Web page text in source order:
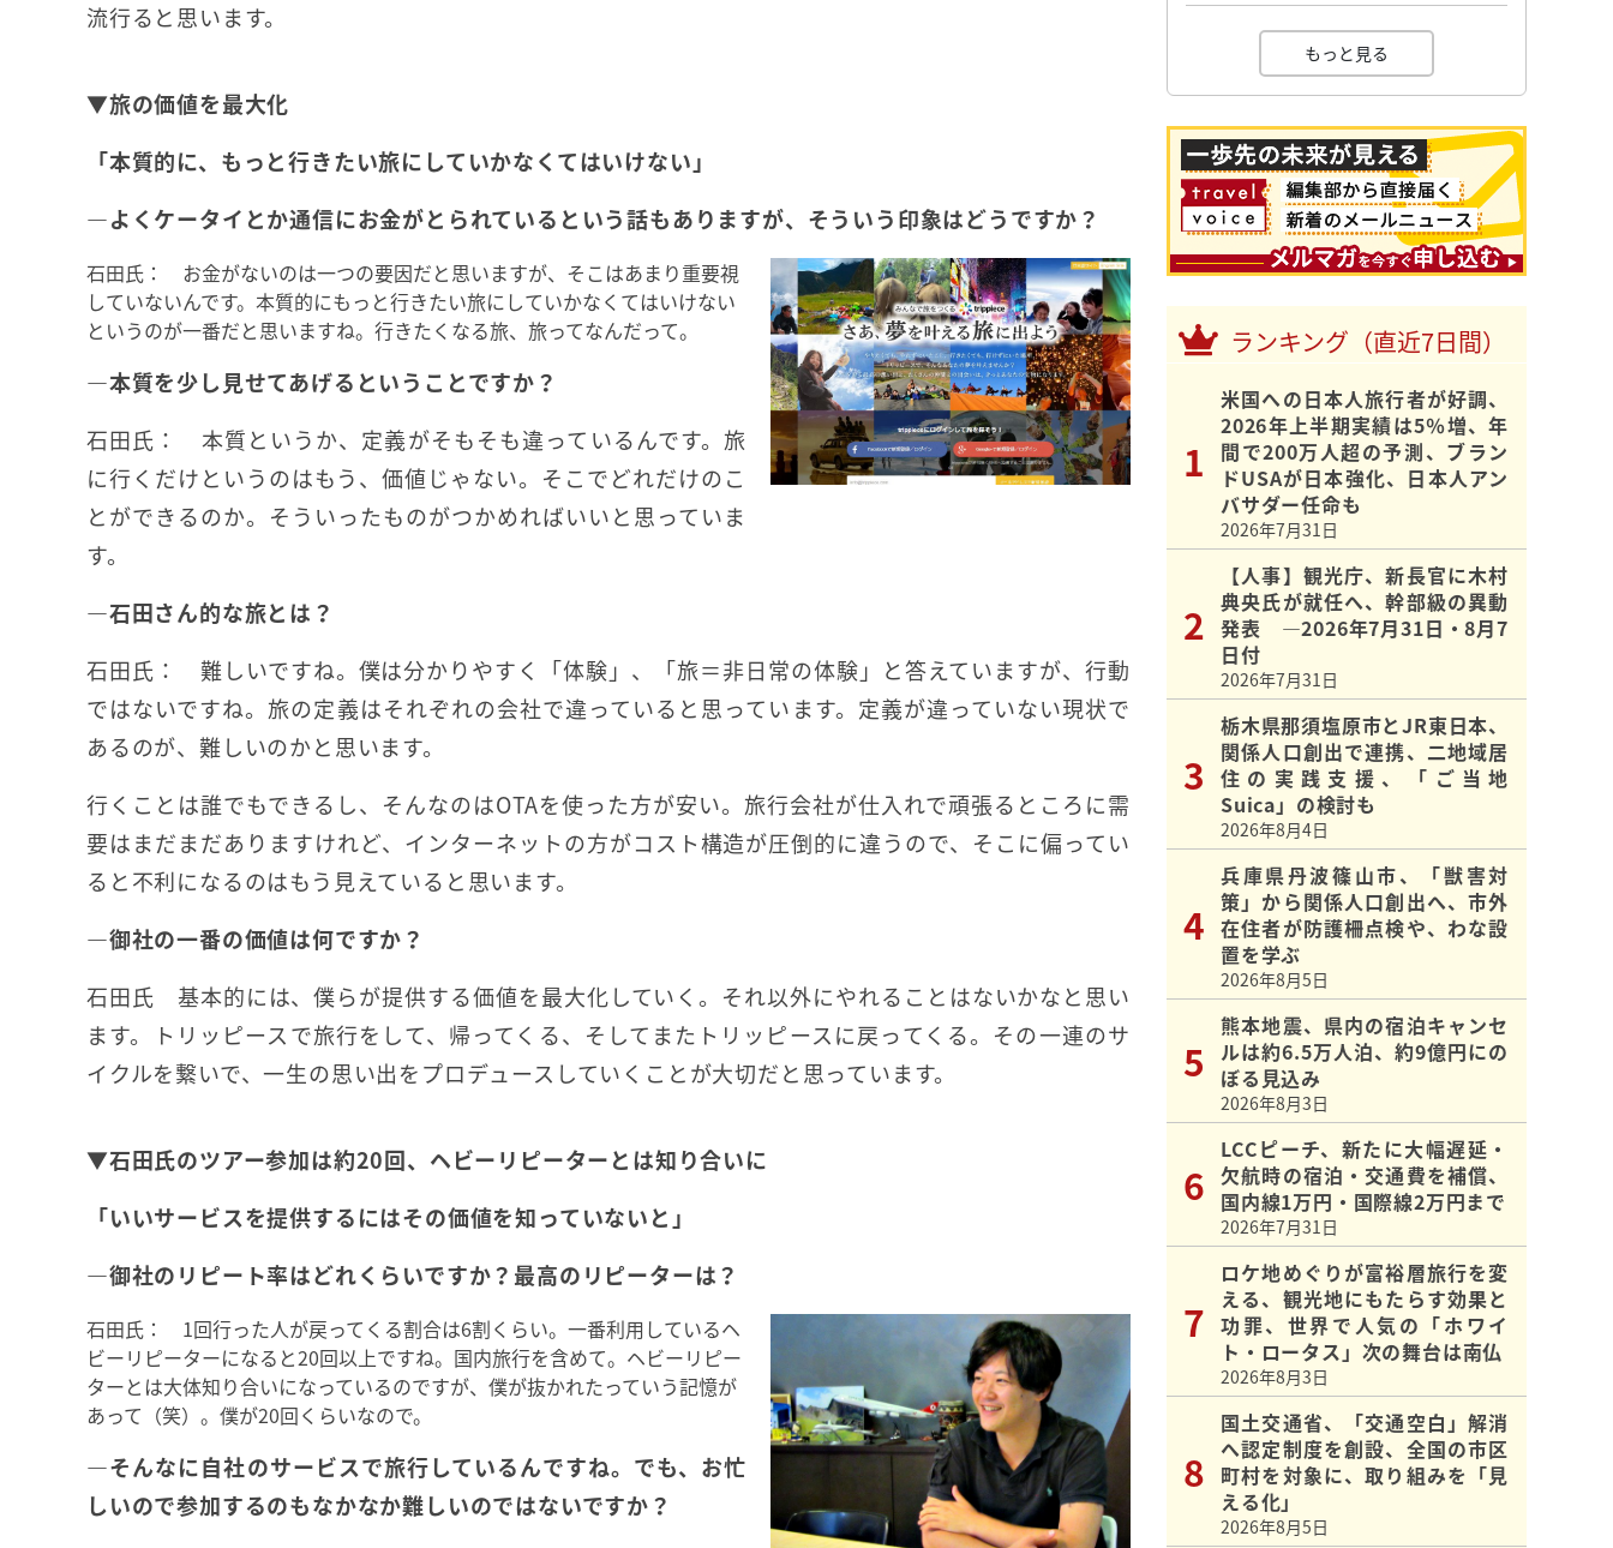
流行ると思います。
▼旅の価値を最大化
「本質的に、もっと行きたい旅にしていかなくてはいけない」
―よくケータイとか通信にお金がとられているという話もありますが、そういう印象はどうですか？
石田氏： お金がないのは一つの要因だと思いますが、そこはあまり重要視
していないんです。本質的にもっと行きたい旅にしていかなくてはいけない
というのが一番だと思いますね。行きたくなる旅、旅ってなんだって。
―本質を少し見せてあげるということですか？
石田氏： 本質というか、定義がそもそも違っているんです。旅
に行くだけというのはもう、価値じゃない。そこでどれだけのこ
とができるのか。そういったものがつかめればいいと思っていま
す。
―石田さん的な旅とは？
石田氏： 難しいですね。僕は分かりやすく「体験」、「旅＝非日常の体験」と答えていますが、行動
ではないですね。旅の定義はそれぞれの会社で違っていると思っています。定義が違っていない現状で
あるのが、難しいのかと思います。
行くことは誰でもできるし、そんなのはOTAを使った方が安い。旅行会社が仕入れで頑張るところに需
要はまだまだありますけれど、インターネットの方がコスト構造が圧倒的に違うので、そこに偏ってい
ると不利になるのはもう見えていると思います。
―御社の一番の価値は何ですか？
石田氏 基本的には、僕らが提供する価値を最大化していく。それ以外にやれることはないかなと思い
ます。トリッピースで旅行をして、帰ってくる、そしてまたトリッピースに戻ってくる。その一連のサ
イクルを繋いで、一生の思い出をプロデュースしていくことが大切だと思っています。
▼石田氏のツアー参加は約20回、ヘビーリピーターとは知り合いに
「いいサービスを提供するにはその価値を知っていないと」
―御社のリピート率はどれくらいですか？最高のリピーターは？
石田氏： 1回行った人が戻ってくる割合は6割くらい。一番利用しているヘ
ビーリピーターになると20回以上ですね。国内旅行を含めて。ヘビーリピー
ターとは大体知り合いになっているのですが、僕が抜かれたっていう記憶が
あって（笑）。僕が20回くらいなので。
―そんなに自社のサービスで旅行しているんですね。でも、お忙
しいので参加するのもなかなか難しいのではないですか？
もっと見る
ランキング（直近7日間）
米国への日本人旅行者が好調、
2026年上半期実績は5％増、年
間で200万人超の予測、ブラン
ドUSAが日本強化、日本人アン
バサダー任命も
2026年7月31日
【人事】観光庁、新長官に木村
典央氏が就任へ、幹部級の異動
発表 ―2026年7月31日・8月7
日付
2026年7月31日
栃木県那須塩原市とJR東日本、
関係人口創出で連携、二地域居
住の実践支援、「ご当地
Suica」の検討も
2026年8月4日
兵庫県丹波篠山市、「獣害対
策」から関係人口創出へ、市外
在住者が防護柵点検や、わな設
置を学ぶ
2026年8月5日
熊本地震、県内の宿泊キャンセ
ルは約6.5万人泊、約9億円にの
ぼる見込み
2026年8月3日
LCCピーチ、新たに大幅遅延・
欠航時の宿泊・交通費を補償、
国内線1万円・国際線2万円まで
2026年7月31日
ロケ地めぐりが富裕層旅行を変
える、観光地にもたらす効果と
功罪、世界で人気の「ホワイ
ト・ロータス」次の舞台は南仏
2026年8月3日
国土交通省、「交通空白」解消
へ認定制度を創設、全国の市区
町村を対象に、取り組みを「見
える化」
2026年8月5日